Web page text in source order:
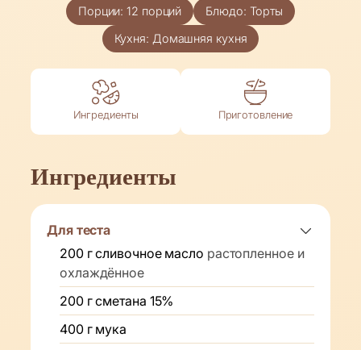
Порции:12 порций Блюдо: Торты
Кухня: Домашняя кухня
Ингредиенты Приготовление
Ингредиенты
Для теста
200 гсливочное масло растопленное и
охлаждённое
200 гсметана 15%
400 г мука